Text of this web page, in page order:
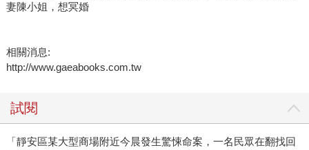
妻陳小姐，想冥婚
相關消息:
http://www.gaeabooks.com.tw
試閱
「靜安區某大型商場附近今晨發生驚悚命案，一名民眾在翻找回